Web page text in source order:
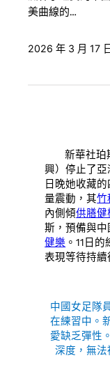
美曲線的…
2026 年 3 月 17 日
新華社珀
興）停止了
日晚她收藏
量震動，其竹
內側傾供膳健
斯，預備與
健樂 。11日
表現等待持續
中國女足隊
在練習中。
愛缺乏彈性
深度，無法